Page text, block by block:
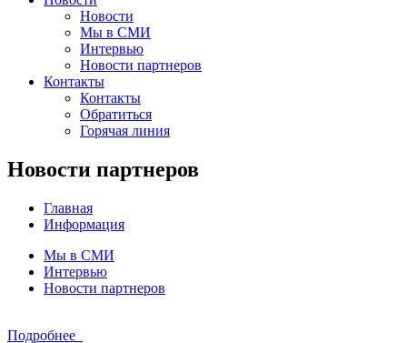
Новости
Мы в СМИ
Интервью
Новости партнеров
Контакты
Контакты
Обратиться
Горячая линия
Новости партнеров
Главная
Информация
Мы в СМИ
Интервью
Новости партнеров
Подробнее